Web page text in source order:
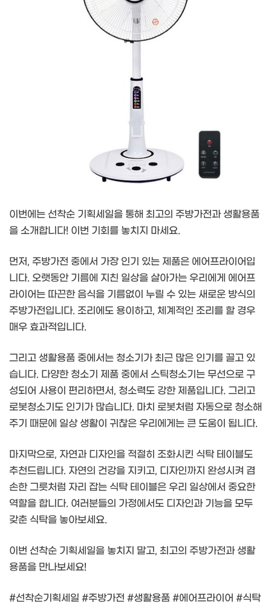
이번에는 선착순 기획세일을 통해 최고의 주방가전과 생활용품
을 소개합니다! 이번 기회를 놓치지 마세요.
먼저, 주방가전 중에서 가장 인기 있는 제품은 에어프라이어입
니다. 오랫동안 기름에 지친 일상을 살아가는 우리에게 에어프
라이어는 따끈한 음식을 기름없이 누릴 수 있는 새로운 방식의
주방가전입니다. 조리에도 용이하고, 체계적인 조리를 할 경우
매우 효과적입니다.
그리고 생활용품 중에서는 청소기가 최근 많은 인기를 끌고 있
습니다. 다양한 청소기 제품 중에서 스틱청소기는 무선으로 구
성되어 사용이 편리하면서, 청소력도 강한 제품입니다. 그리고
로봇청소기도 인기가 많습니다. 마치 로봇처럼 자동으로 청소해
주기 때문에 일상 생활이 귀찮은 우리에게는 큰 도움이 됩니다.
마지막으로, 자연과 디자인을 적절히 조화시킨 식탁 테이블도
추천드립니다. 자연의 건강을 지키고, 디자인까지 완성시켜 겸
손한 그릇처럼 자리 잡는 식탁 테이블은 우리 일상에서 중요한
역할을 합니다. 여러분들의 가정에서도 디자인과 기능을 모두
갖춘 식탁을 놓아보세요.
이번 선착순 기획세일을 놓치지 말고, 최고의 주방가전과 생활
용품을 만나보세요!
#선착순기획세일 #주방가전 #생활용품 #에어프라이어 #식탁